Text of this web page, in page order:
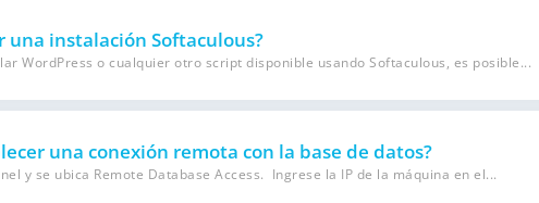
una instalación Softaculous?
WordPress o cualquier otro script disponible usando Softaculous, es posible...
una conexión remota con la base de datos?
y se ubica Remote Database Access. Ingrese la IP de la máquina en el...